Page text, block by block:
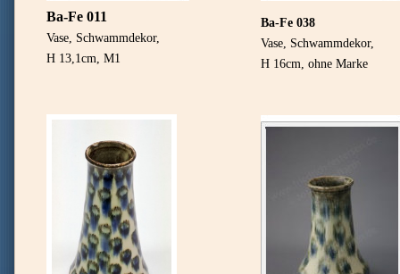
Ba-Fe 011
Vase, Schwammdekor,
H 13,1cm, M1
Ba-Fe 038
Vase, Schwammdekor,
H 16cm, ohne Marke